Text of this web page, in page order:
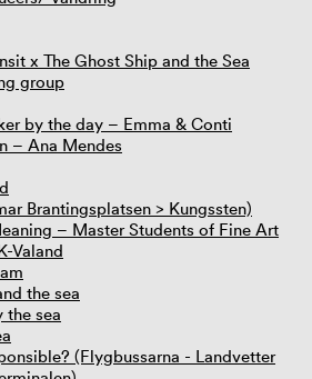
x The Ghost Ship and the Sea
group
by the day – Emma & Conti
– Ana Mendes
Brantingsplatsen > Kungssten)
– Master Students of Fine Art
Valand
the sea
the sea
(Flygbussarna - Landvetter